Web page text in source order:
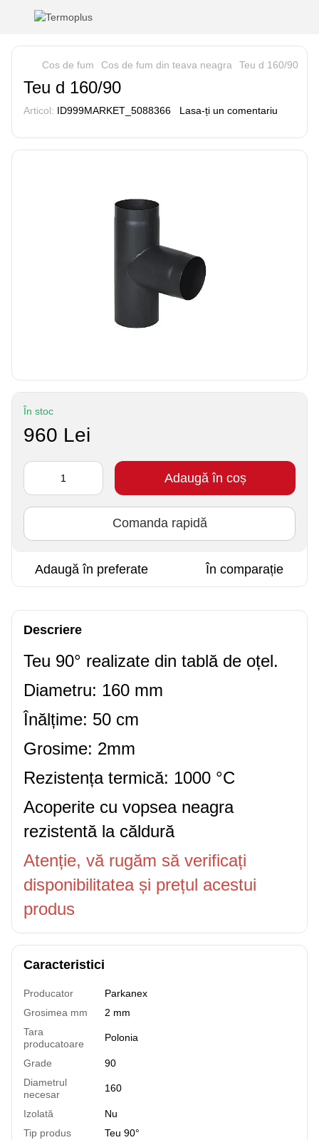
Cos de fum Cos de fum din teava neagra Teu d 160/90
Teu d 160/90
Articol: ID999MARKET_5088366 Lasa-ți un comentariu
În stoc
960 Lei
Adaugă în coș
Comanda rapidă
Adaugă în preferate În comparație
Descriere
Teu 90° realizate din tablă de oțel.
Diametru: 160 mm
Înălțime: 50 cm
Grosime: 2mm
Rezistența termică: 1000 °C
Acoperite cu vopsea neagra
rezistentă la căldură
Atenție, vă rugăm să verificați
disponibilitatea și prețul acestui
produs
Caracteristici
Producator
Parkanex
Grosimea mm
2 mm
Tara
producatoare
Polonia
Grade
90
Diametrul
necesar
160
Izolată
Nu
Tip produs
Teu 90°